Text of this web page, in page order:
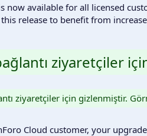
m
e
now available for all licensed
release to benefit from
ziyaretçiler
ziyaretçiler için gizlenmiştir.
Cloud customer, your